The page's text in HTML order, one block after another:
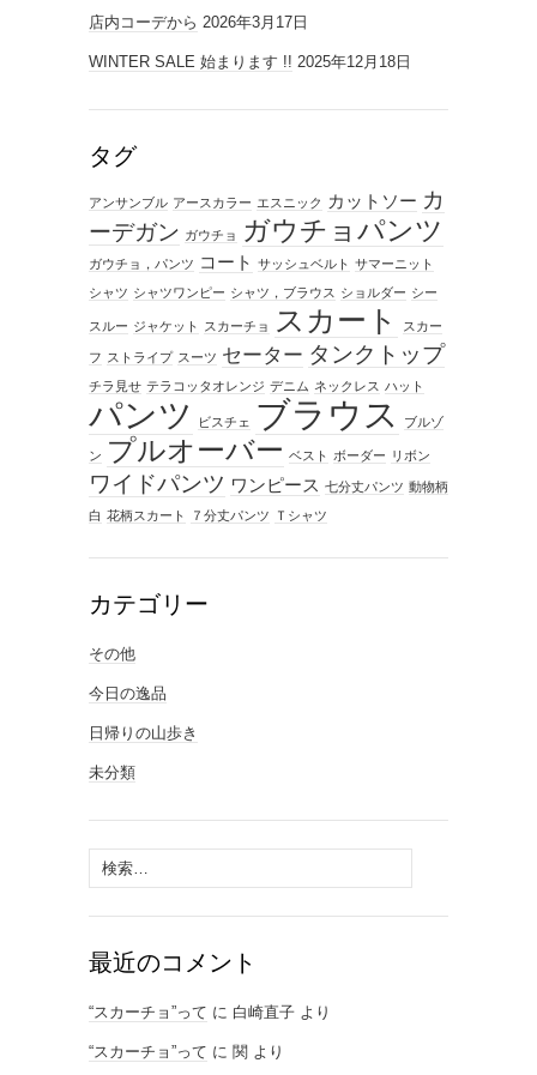
店内コーデから 2026年3月17日
WINTER SALE 始まります !! 2025年12月18日
タグ
アンサンブル アースカラー エスニック カットソー カ
ーデガン ガウチョ ガウチョパンツ
ガウチョ，パンツ コート サッシュベルト サマーニット
シャツ シャツワンピー シャツ，ブラウス ショルダー シー
スルー ジャケット スカーチョ スカート スカー
フ ストライプ スーツ セーター タンクトップ
チラ見せ テラコッタオレンジ デニム ネックレス ハット
パンツ ビスチェ ブラウス ブルゾ
ン プルオーバー ベスト ボーダー リボン
ワイドパンツ ワンピース 七分丈パンツ 動物柄
白 花柄スカート ７分丈パンツ Ｔシャツ
カテゴリー
その他
今日の逸品
日帰りの山歩き
未分類
検
索:
最近のコメント
“スカーチョ”って に 白崎直子 より
“スカーチョ”って に 関 より